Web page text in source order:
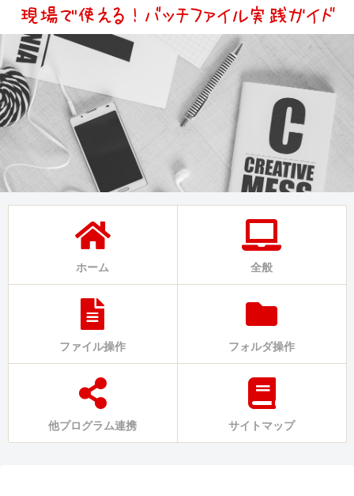
ホーム 全般
ファイル操作 フォルダ操作
他プログラム連携 サイトマップ